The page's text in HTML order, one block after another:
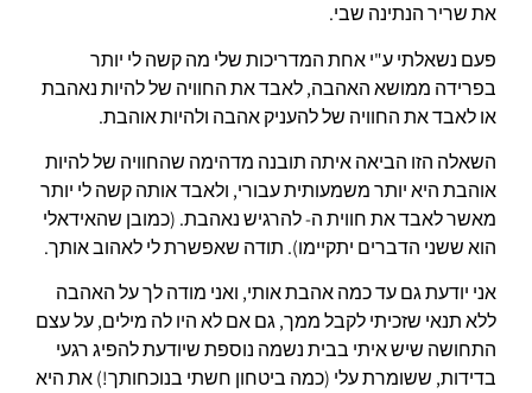
את שריר הנתינה שבי.
פעם נשאלתי ע"י אחת המדריכות שלי מה קשה לי יותר
בפרידה ממושא האהבה, לאבד את החוויה של להיות נאהבת
או לאבד את החוויה של להעניק אהבה ולהיות אוהבת.
השאלה הזו הביאה איתה תובנה מדהימה שהחוויה של להיות
אוהבת היא יותר משמעותית עבורי, ולאבד אותה קשה לי יותר
מאשר לאבד את חווית ה- להרגיש נאהבת. (כמובן שהאידאלי
הוא ששני הדברים יתקיימו). תודה שאפשרת לי לאהוב אותך.
אני יודעת גם עד כמה אהבת אותי, ואני מודה לך על האהבה
ללא תנאי שזכיתי לקבל ממך, גם אם לא היו לה מילים, על עצם
התחושה שיש איתי בבית נשמה נוספת שיודעת להפיג רגעי
בדידות, ששומרת עלי (כמה ביטחון חשתי בנוכחותך!) את היא